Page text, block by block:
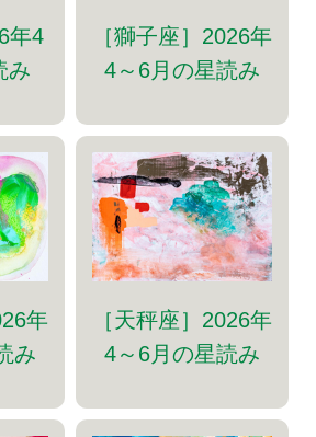
年4
み
［獅子座］2026年
4～6月の星読み
年
み
［天秤座］2026年
4～6月の星読み